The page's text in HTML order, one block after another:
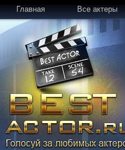
Главная Все актеры